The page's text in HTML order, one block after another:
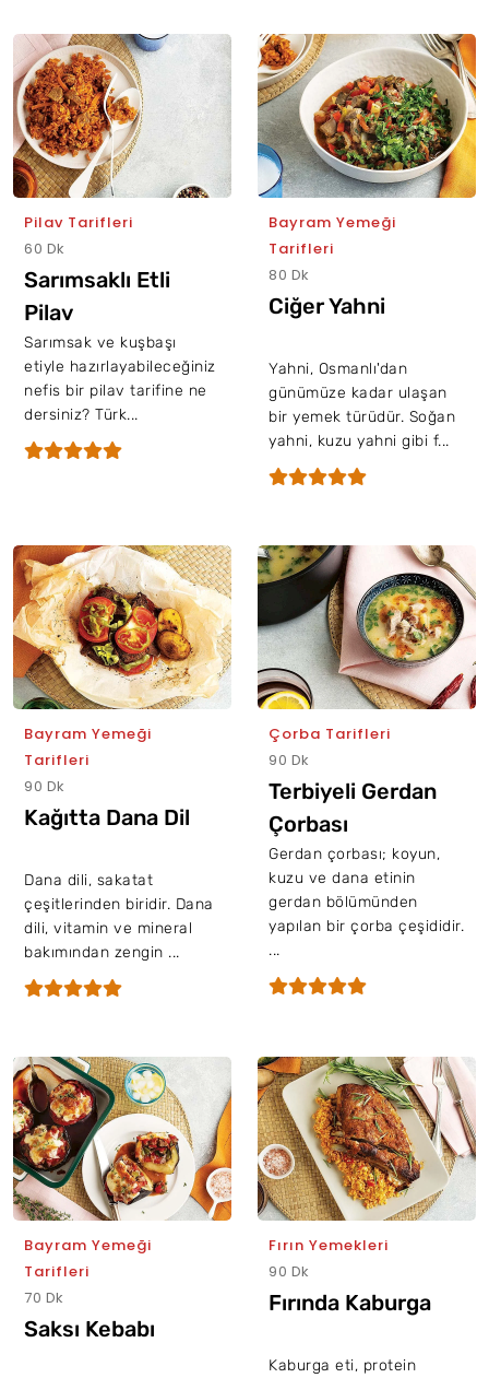
Pilav Tarifleri
60 Dk
Sarımsaklı Etli
Pilav
Sarımsak ve kuşbaşı
etiyle hazırlayabileceğiniz
nefis bir pilav tarifine ne
dersiniz? Türk...
Bayram Yemeği
Tarifleri
80 Dk
Ciğer Yahni
Yahni, Osmanlı'dan
günümüze kadar ulaşan
bir yemek türüdür. Soğan
yahni, kuzu yahni gibi f...
Bayram Yemeği
Tarifleri
90 Dk
Kağıtta Dana Dil
Dana dili, sakatat
çeşitlerinden biridir. Dana
dili, vitamin ve mineral
bakımından zengin ...
Çorba Tarifleri
90 Dk
Terbiyeli Gerdan
Çorbası
Gerdan çorbası; koyun,
kuzu ve dana etinin
gerdan bölümünden
yapılan bir çorba çeşididir.
...
Bayram Yemeği
Tarifleri
70 Dk
Saksı Kebabı
Fırın Yemekleri
90 Dk
Fırında Kaburga
Kaburga eti, protein